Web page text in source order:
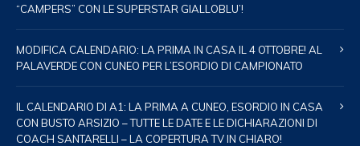
“CAMPERS” CON LE SUPERSTAR GIALLOBLU’!
MODIFICA CALENDARIO: LA PRIMA IN CASA IL 4 OTTOBRE! AL
PALAVERDE CON CUNEO PER L’ESORDIO DI CAMPIONATO
IL CALENDARIO DI A1: LA PRIMA A CUNEO, ESORDIO IN CASA
CON BUSTO ARSIZIO – TUTTE LE DATE E LE DICHIARAZIONI DI
COACH SANTARELLI – LA COPERTURA TV IN CHIARO!